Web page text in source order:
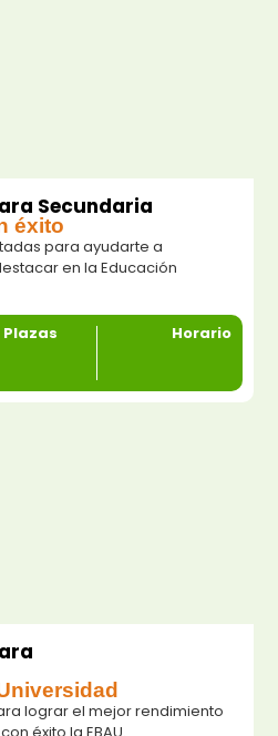
Secundaria
éxito
para ayudarte a
en la Educación
Plazas Horario
lograr el mejor rendimiento